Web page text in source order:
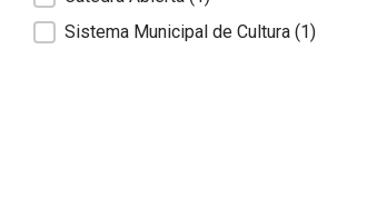
Sistema Municipal de Cultura (1)